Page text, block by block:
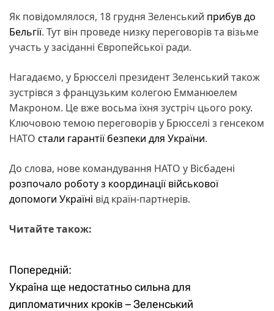
Як повідомлялося, 18 грудня Зеленський прибув до
Бельгії. Тут він проведе низку переговорів та візьме
участь у засіданні Європейської ради.
Нагадаємо, у Брюсселі президент Зеленський також
зустрівся з французьким колегою Емманюелем
Макроном. Це вже восьма їхня зустріч цього року.
Ключовою темою переговорів у Брюсселі з генсеком
НАТО стали гарантії безпеки для України.
До слова, нове командування НАТО у Вісбадені
розпочало роботу з координації військової
допомоги Україні від країн-партнерів.
Читайте також:
Н
а
Попередній:
Україна ще недостатньо сильна для
дипломатичних кроків – Зеленський